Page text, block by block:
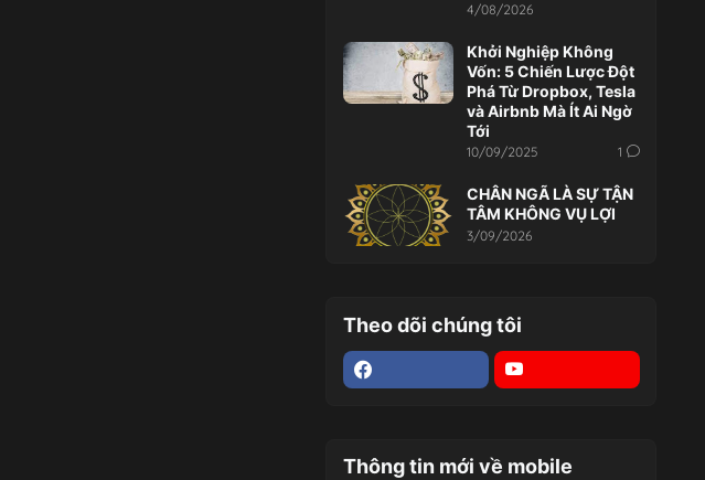
4/08/2026
Khởi Nghiệp Không
Vốn: 5 Chiến Lược Đột
Phá Từ Dropbox, Tesla
và Airbnb Mà Ít Ai Ngờ
Tới
10/09/2025 1
CHÂN NGÃ LÀ SỰ TẬN
TÂM KHÔNG VỤ LỢI
3/09/2026
Theo dõi chúng tôi
Thông tin mới về mobile